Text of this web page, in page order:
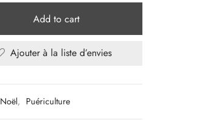
Add to cart
Ajouter à la liste d’envies
Noël, Puériculture